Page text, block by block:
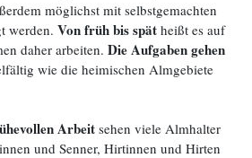
möglichst mit selbstgemachten
werden. Von früh bis spät heißt es auf
daher arbeiten. Die Aufgaben gehen
wie die heimischen Almgebiete
Arbeit sehen viele Almhalter
und Senner, Hirtinnen und Hirten